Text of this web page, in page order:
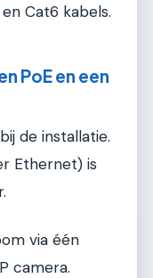
Cat6 kabels.
PoE en een
de installatie.
Ethernet) is
via één
camera.